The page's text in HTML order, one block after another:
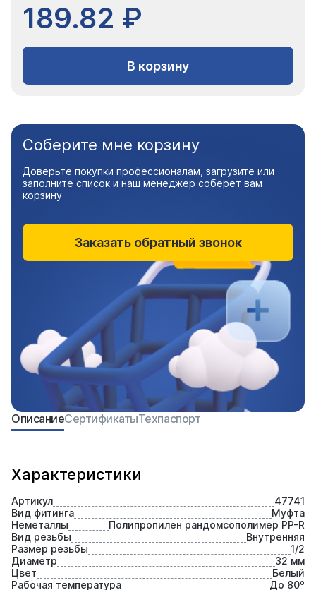
189.82 ₽
В корзину
Характеристики
Артикул
47741
Вид фитинга
Муфта
Неметаллы
Полипропилен рандомсополимер PP-R
Вид резьбы
Внутренняя
Размер резьбы
1/2
Диаметр
32 мм
Цвет
Белый
Рабочая температура
До 80⁰
ОписаниеСертификатыТехпаспорт
Соберите мне корзину
Доверьте покупки профессионалам, загрузите или
заполните список и наш менеджер соберет вам
корзину
Заказать обратный звонок